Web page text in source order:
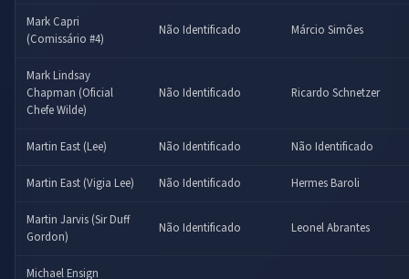
Mark Capri
(Comissário #4)
Não Identificado Márcio Simões
Mark Lindsay
Chapman (Oficial
Chefe Wilde)
Não Identificado Ricardo Schnetzer
Martin East (Lee) Não Identificado Não Identificado
Martin East (Vigia Lee) Não Identificado Hermes Baroli
Martin Jarvis (Sir Duff
Gordon)
Não Identificado Leonel Abrantes
Michael Ensign